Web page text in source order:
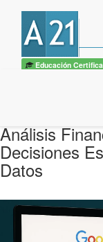
Educación
Análisis
Decisiones
Datos